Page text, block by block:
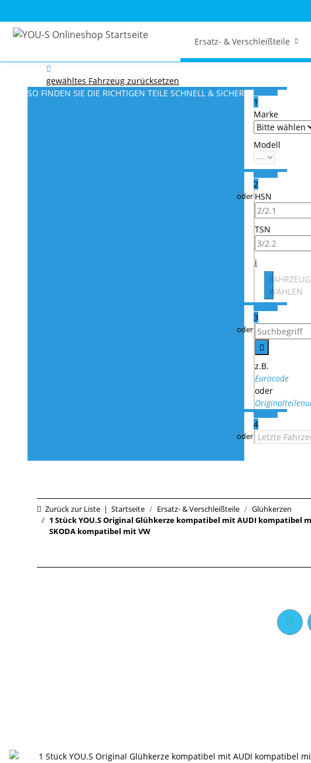
Ersatz- & Verschleißteile
gewähltes Fahrzeug zurücksetzen
SO FINDEN SIE DIE RICHTIGEN TEILE SCHNELL & SICHER
1
Marke
Modell
2
HSN
TSN
i
FAHRZEUG
WÄHLEN
3
z.B.
Eurocode
oder
4
Zurück zur Liste Startseite Ersatz- & Verschleißteile
Glühkerzen
1 Stück YOU.S Original Glühkerze kompatibel mit AUDI kompatibel
SKODA kompatibel mit VW